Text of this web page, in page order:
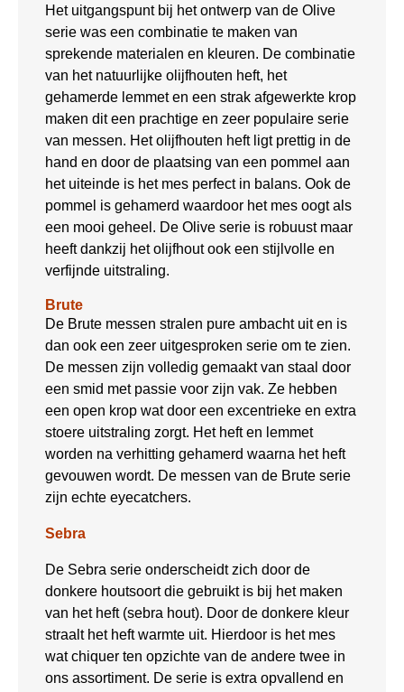
Het uitgangspunt bij het ontwerp van de Olive
serie was een combinatie te maken van
sprekende materialen en kleuren. De combinatie
van het natuurlijke olijfhouten heft, het
gehamerde lemmet en een strak afgewerkte krop
maken dit een prachtige en zeer populaire serie
van messen. Het olijfhouten heft ligt prettig in de
hand en door de plaatsing van een pommel aan
het uiteinde is het mes perfect in balans. Ook de
pommel is gehamerd waardoor het mes oogt als
een mooi geheel. De Olive serie is robuust maar
heeft dankzij het olijfhout ook een stijlvolle en
verfijnde uitstraling.
Brute
De Brute messen stralen pure ambacht uit en is
dan ook een zeer uitgesproken serie om te zien.
De messen zijn volledig gemaakt van staal door
een smid met passie voor zijn vak. Ze hebben
een open krop wat door een excentrieke en extra
stoere uitstraling zorgt. Het heft en lemmet
worden na verhitting gehamerd waarna het heft
gevouwen wordt. De messen van de Brute serie
zijn echte eyecatchers.
Sebra
De Sebra serie onderscheidt zich door de
donkere houtsoort die gebruikt is bij het maken
van het heft (sebra hout). Door de donkere kleur
straalt het heft warmte uit. Hierdoor is het mes
wat chiquer ten opzichte van de andere twee in
ons assortiment. De serie is extra opvallend en